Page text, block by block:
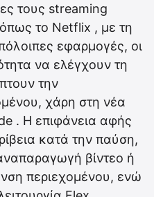
τους streaming
το Netflix , με τη
εφαρμογές, οι
να ελέγχουν τη
την
χάρη στη νέα
. H επιφάνεια αφής
κατά την παύση,
βίντεο ή
περιεχομένου, ενώ